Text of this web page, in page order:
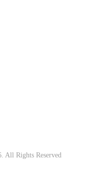
. All Rights Reserved